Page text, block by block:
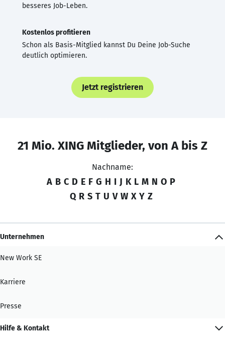
besseres Job-Leben.
Kostenlos profitieren
Schon als Basis-Mitglied kannst Du Deine Job-Suche
deutlich optimieren.
Jetzt registrieren
21 Mio. XING Mitglieder, von A bis Z
Nachname:
A B C D E F G H I J K L M N O P
Q R S T U V W X Y Z
Unternehmen
New Work SE
Karriere
Presse
Hilfe & Kontakt